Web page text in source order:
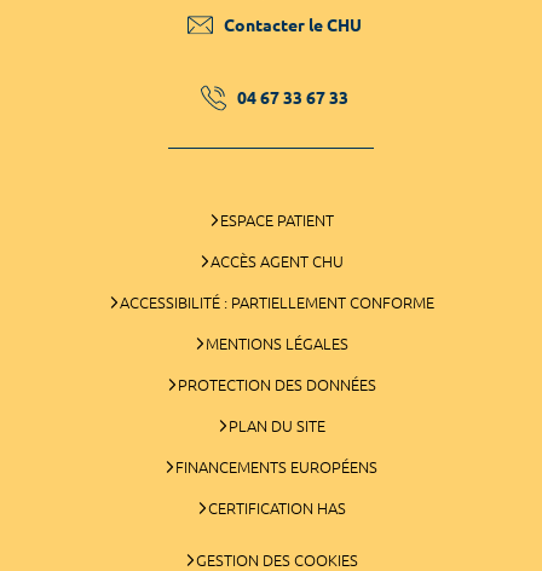
Contacter le CHU
04 67 33 67 33
ESPACE PATIENT
ACCÈS AGENT CHU
ACCESSIBILITÉ : PARTIELLEMENT CONFORME
MENTIONS LÉGALES
PROTECTION DES DONNÉES
PLAN DU SITE
FINANCEMENTS EUROPÉENS
CERTIFICATION HAS
GESTION DES COOKIES